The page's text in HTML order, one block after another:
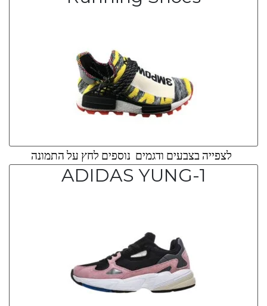
לצפייה בצבעים ודגמים נוספים לחץ על התמונה
ADIDAS YUNG-1